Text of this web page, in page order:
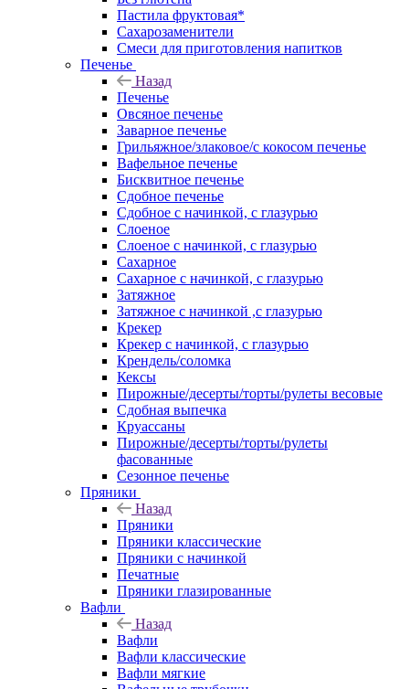
Пастила фруктовая*
Сахарозаменители
Смеси для приготовления напитков
Печенье
Назад
Печенье
Овсяное печенье
Заварное печенье
Грильяжное/злаковое/с кокосом печенье
Вафельное печенье
Бисквитное печенье
Сдобное печенье
Сдобное с начинкой, с глазурью
Слоеное
Слоеное с начинкой, с глазурью
Сахарное
Сахарное с начинкой, с глазурью
Затяжное
Затяжное с начинкой ,с глазурью
Крекер
Крекер с начинкой, с глазурью
Крендель/соломка
Кексы
Пирожные/десерты/торты/рулеты весовые
Сдобная выпечка
Круассаны
Пирожные/десерты/торты/рулеты
фасованные
Сезонное печенье
Пряники
Назад
Пряники
Пряники классические
Пряники с начинкой
Печатные
Пряники глазированные
Вафли
Назад
Вафли
Вафли классические
Вафли мягкие